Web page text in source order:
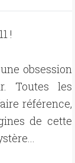
!
obsession
Toutes les
référence,
de cette